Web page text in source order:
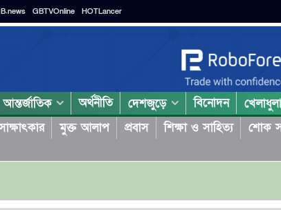
GBTVOnline HOTLancer
আন্তর্জাতিক অর্থনীতি দেশজুড়ে বিনোদন
মুক্ত আলাপ প্রবাস শিক্ষা ও সাহিত্য শোক